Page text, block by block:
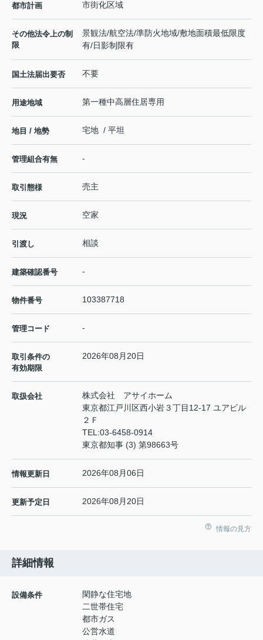
都市計画 市街化区域
その他法令上の制
限
景観法/航空法/準防火地域/敷地面積最低限度
有/日影制限有
国土法届出要否 不要
用途地域 第一種中高層住居専用
地目 / 地勢 宅地 / 平坦
管理組合有無 -
取引態様 売主
現況 空家
引渡し 相談
建築確認番号 -
物件番号 103387718
管理コード -
取引条件の
有効期限
2026年08月20日
取扱会社
株式会社 アサイホーム
東京都江戸川区西小岩３丁目12-17 ユアビル
２Ｆ
TEL:03-6458-0914
東京都知事 (3) 第98663号
情報更新日 2026年08月06日
更新予定日 2026年08月20日
情報の見方
詳細情報
設備条件
閑静な住宅地
二世帯住宅
都市ガス
公営水道